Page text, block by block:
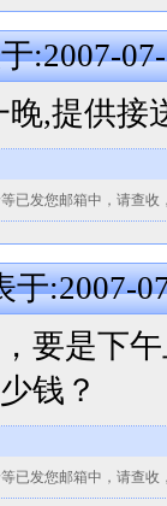
:2007-
晚,提供
已发您邮箱中，请查收
:2007-
要是下
钱？
已发您邮箱中，请查收